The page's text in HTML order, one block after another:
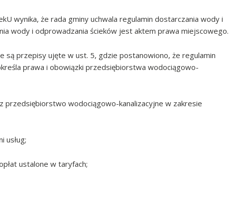
wynika, że rada gminy uchwala regulamin dostarczania wody i
wody i odprowadzania ścieków jest aktem prawa miejscowego.
są przepisy ujęte w ust. 5, gdzie postanowiono, że regulamin
prawa i obowiązki przedsiębiorstwa wodociągowo-
przedsiębiorstwo wodociągowo-kanalizacyjne w zakresie
usług;
ustalone w taryfach;